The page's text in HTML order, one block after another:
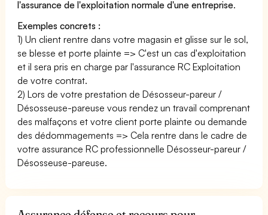
l'assurance de l'exploitation normale d'une entreprise.
Exemples concrets :
1) Un client rentre dans votre magasin et glisse sur le sol,
se blesse et porte plainte => C'est un cas d'exploitation
et il sera pris en charge par l'assurance RC Exploitation
de votre contrat.
2) Lors de votre prestation de Désosseur-pareur /
Désosseuse-pareuse vous rendez un travail comprenant
des malfaçons et votre client porte plainte ou demande
des dédommagements => Cela rentre dans le cadre de
votre assurance RC professionnelle Désosseur-pareur /
Désosseuse-pareuse.